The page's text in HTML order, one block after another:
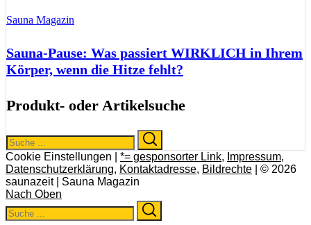
Sauna Magazin
Sauna-Pause: Was passiert WIRKLICH in Ihrem
Körper, wenn die Hitze fehlt?
Produkt- oder Artikelsuche
Search
for:
Cookie Einstellungen | *= gesponsorter Link, Impressum,
Datenschutzerklärung, Kontaktadresse, Bildrechte | © 2026
saunazeit | Sauna Magazin
Nach Oben
Search
for: